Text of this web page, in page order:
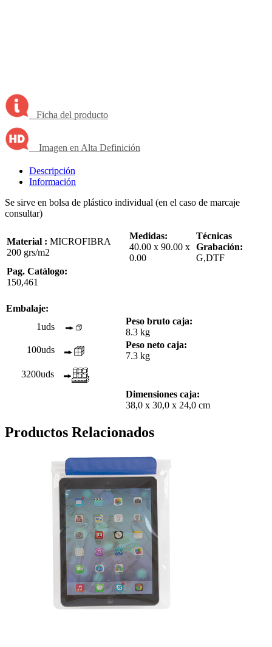
Ficha del producto
Imagen en Alta Definición
Descripción
Información
Se sirve en bolsa de plástico individual (en el caso de marcaje
consultar)
Material : MICROFIBRA
200 grs/m2
Medidas:
40.00 x 90.00 x
0.00
Técnicas
Grabación:
G,DTF
Pag. Catálogo:
150,461
Embalaje:
1uds
Peso bruto caja:
8.3 kg
100uds
Peso neto caja:
7.3 kg
3200uds
Dimensiones caja:
38,0 x 30,0 x 24,0 cm
Productos Relacionados